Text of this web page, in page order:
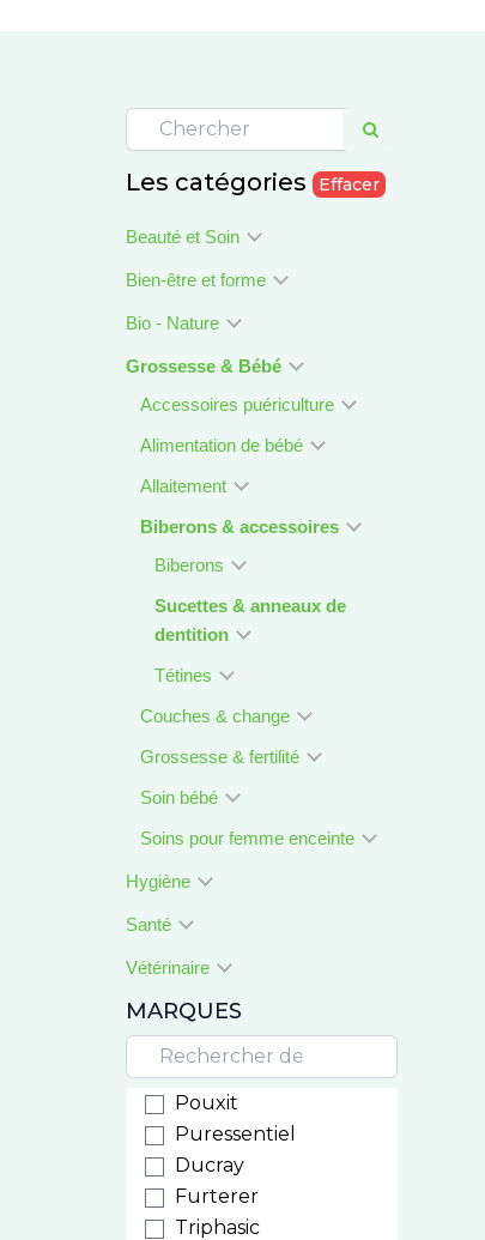
Les catégories Effacer
Beauté et Soin
Bien-être et forme
Bio - Nature
Grossesse & Bébé
Accessoires puériculture
Alimentation de bébé
Allaitement
Biberons & accessoires
Biberons
Sucettes & anneaux de
dentition
Tétines
Couches & change
Grossesse & fertilité
Soin bébé
Soins pour femme enceinte
Hygiène
Santé
Vétérinaire
MARQUES
Pouxit
Puressentiel
Ducray
Furterer
Triphasic